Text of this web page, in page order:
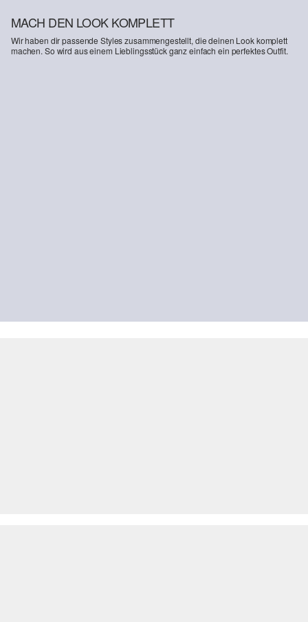
MACH DEN LOOK KOMPLETT
Wir haben dir passende Styles zusammengestellt, die deinen Look komplett
machen. So wird aus einem Lieblingsstück ganz einfach ein perfektes Outfit.